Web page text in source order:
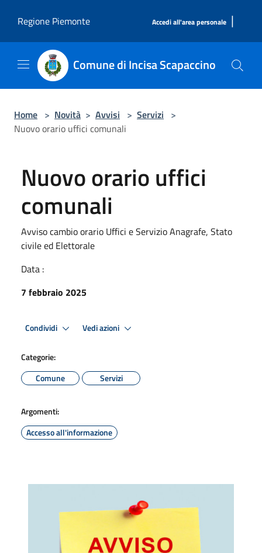
Regione Piemonte
Accedi all'area personale |
Comune di Incisa Scapaccino
Home > Novità > Avvisi > Servizi >
Nuovo orario uffici comunali
Nuovo orario uffici
comunali
Avviso cambio orario Uffici e Servizio Anagrafe, Stato
civile ed Elettorale
Data :
7 febbraio 2025
Condividi Vedi azioni
Categorie:
Comune
Servizi
Argomenti:
Accesso all'informazione